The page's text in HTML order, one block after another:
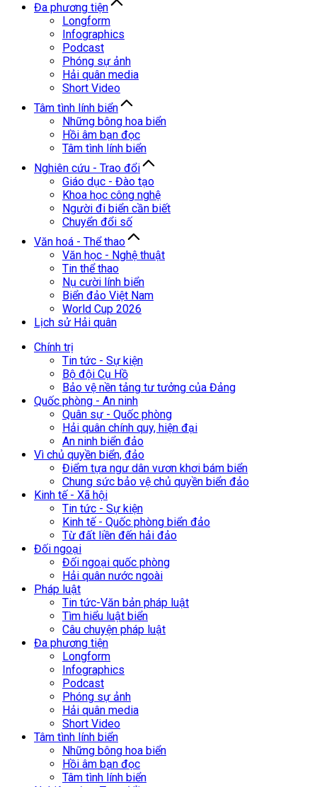
Đa phương tiện
Longform
Infographics
Podcast
Phóng sự ảnh
Hải quân media
Short Video
Tâm tình lính biển
Những bông hoa biển
Hồi âm bạn đọc
Tâm tình lính biển
Nghiên cứu - Trao đổi
Giáo dục - Đào tạo
Khoa học công nghệ
Người đi biển cần biết
Chuyển đổi số
Văn hoá - Thể thao
Văn học - Nghệ thuật
Tin thể thao
Nụ cười lính biển
Biển đảo Việt Nam
World Cup 2026
Lịch sử Hải quân
Chính trị
Tin tức - Sự kiện
Bộ đội Cụ Hồ
Bảo vệ nền tảng tư tưởng của Đảng
Quốc phòng - An ninh
Quân sự - Quốc phòng
Hải quân chính quy, hiện đại
An ninh biển đảo
Vì chủ quyền biển, đảo
Điểm tựa ngư dân vươn khơi bám biển
Chung sức bảo vệ chủ quyền biển đảo
Kinh tế - Xã hội
Tin tức - Sự kiện
Kinh tế - Quốc phòng biển đảo
Từ đất liền đến hải đảo
Đối ngoại
Đối ngoại quốc phòng
Hải quân nước ngoài
Pháp luật
Tin tức-Văn bản pháp luật
Tìm hiểu luật biển
Câu chuyện pháp luật
Đa phương tiện
Longform
Infographics
Podcast
Phóng sự ảnh
Hải quân media
Short Video
Tâm tình lính biển
Những bông hoa biển
Hồi âm bạn đọc
Tâm tình lính biển